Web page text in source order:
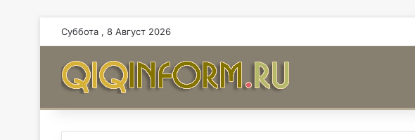
Суббота , 8 Август 2026